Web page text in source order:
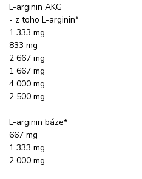
L-arginin AKG
- z toho L-arginin*
1 333 mg
833 mg
2 667 mg
1 667 mg
4 000 mg
2 500 mg
L-arginin báze*
667 mg
1 333 mg
2 000 mg